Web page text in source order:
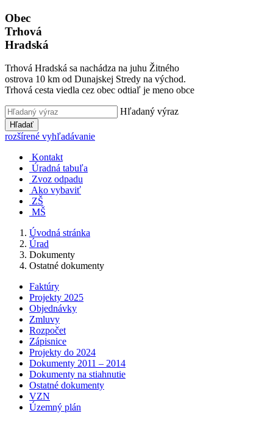
Obec
Trhová
Hradská
Trhová Hradská sa nachádza na juhu Žitného
ostrova 10 km od Dunajskej Stredy na východ.
Trhová cesta viedla cez obec odtiaľ je meno obce
Hľadaný výraz
Hľadať
rozšírené vyhľadávanie
Kontakt
Úradná tabuľa
Zvoz odpadu
Ako vybaviť
ZŠ
MŠ
Úvodná stránka
Úrad
Dokumenty
Ostatné dokumenty
Faktúry
Projekty 2025
Objednávky
Zmluvy
Rozpočet
Zápisnice
Projekty do 2024
Dokumenty 2011 – 2014
Dokumenty na stiahnutie
Ostatné dokumenty
VZN
Územný plán